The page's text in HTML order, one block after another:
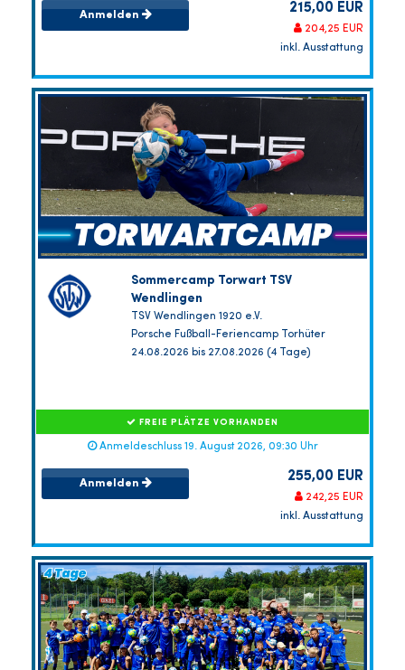
Anmelden 215,00 EUR
204,25 EUR
inkl. Ausstattung
Sommercamp Torwart TSV
Wendlingen
TSV Wendlingen 1920 e.V.
Porsche Fußball-Feriencamp Torhüter
24.08.2026 bis 27.08.2026 (4 Tage)
FREIE PLÄTZE VORHANDEN
Anmeldeschluss 19. August 2026, 09:30 Uhr
Anmelden 255,00 EUR
242,25 EUR
inkl. Ausstattung